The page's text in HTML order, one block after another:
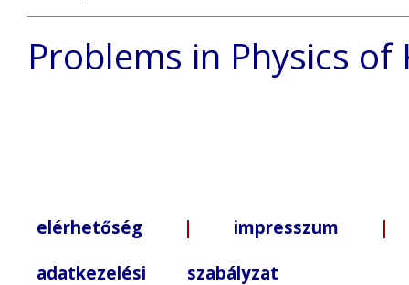
Problems in Physics
elérhetőség | impresszum |
adatkezelési szabályzat